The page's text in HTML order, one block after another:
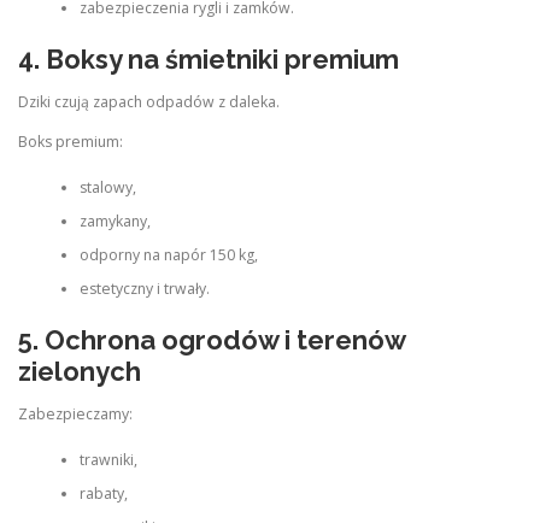
zabezpieczenia rygli i zamków.
4. Boksy na śmietniki premium
Dziki czują zapach odpadów z daleka.
Boks premium:
stalowy,
zamykany,
odporny na napór 150 kg,
estetyczny i trwały.
5. Ochrona ogrodów i terenów
zielonych
Zabezpieczamy:
trawniki,
rabaty,